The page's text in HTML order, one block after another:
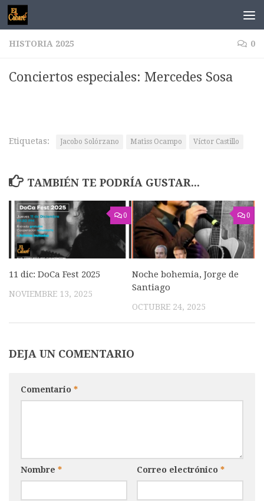
Saltar al contenido
HISTORIA 2025 0
Conciertos especiales: Mercedes Sosa
Etiquetas: Jacobo Solórzano Matiss Ocampo Víctor Castillo
TAMBIÉN TE PODRÍA GUSTAR...
0
11 dic: DoCa Fest 2025
NOVIEMBRE 13, 2025
0
Noche bohemia, Jorge de
Santiago
OCTUBRE 24, 2025
DEJA UN COMENTARIO
Comentario *
Nombre * Correo electrónico *